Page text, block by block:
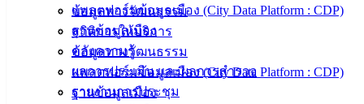
แพลตฟอร์มข้อมูลเมือง (City Data Platform : CDP)
ฐานข้อมูลเมือง
คลังความรู้
ผลการประเมิน และผลการสำรวจ
รายงานการประชุม
ข้อมูลทางวัฒนธรรม
สถิติการให้บริการ
ข้อมูลทางวัฒนธรรม
แพลตฟอร์มข้อมูลเมือง (City Data Platform : CDP)
ฐานข้อมูลเมือง
ประชาชน
ดาวน์โหลด
แบบ
ฟอร์ม,